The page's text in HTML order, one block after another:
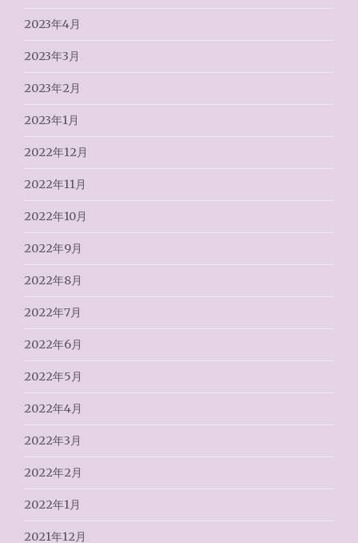
2023年4月
2023年3月
2023年2月
2023年1月
2022年12月
2022年11月
2022年10月
2022年9月
2022年8月
2022年7月
2022年6月
2022年5月
2022年4月
2022年3月
2022年2月
2022年1月
2021年12月